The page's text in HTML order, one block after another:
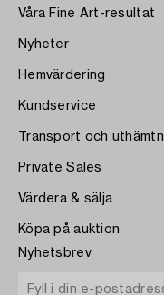
Våra Fine Art-resultat
Nyheter
Hemvärdering
Kundservice
Transport och
Private Sales
Värdera & sälja
Köpa på auktion
Nyhetsbrev